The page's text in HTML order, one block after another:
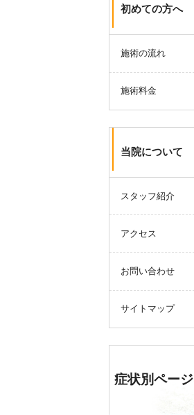
初めての方へ
施術の流れ
施術料金
当院について
スタッフ紹介
アクセス
お問い合わせ
サイトマップ
症状別ページ